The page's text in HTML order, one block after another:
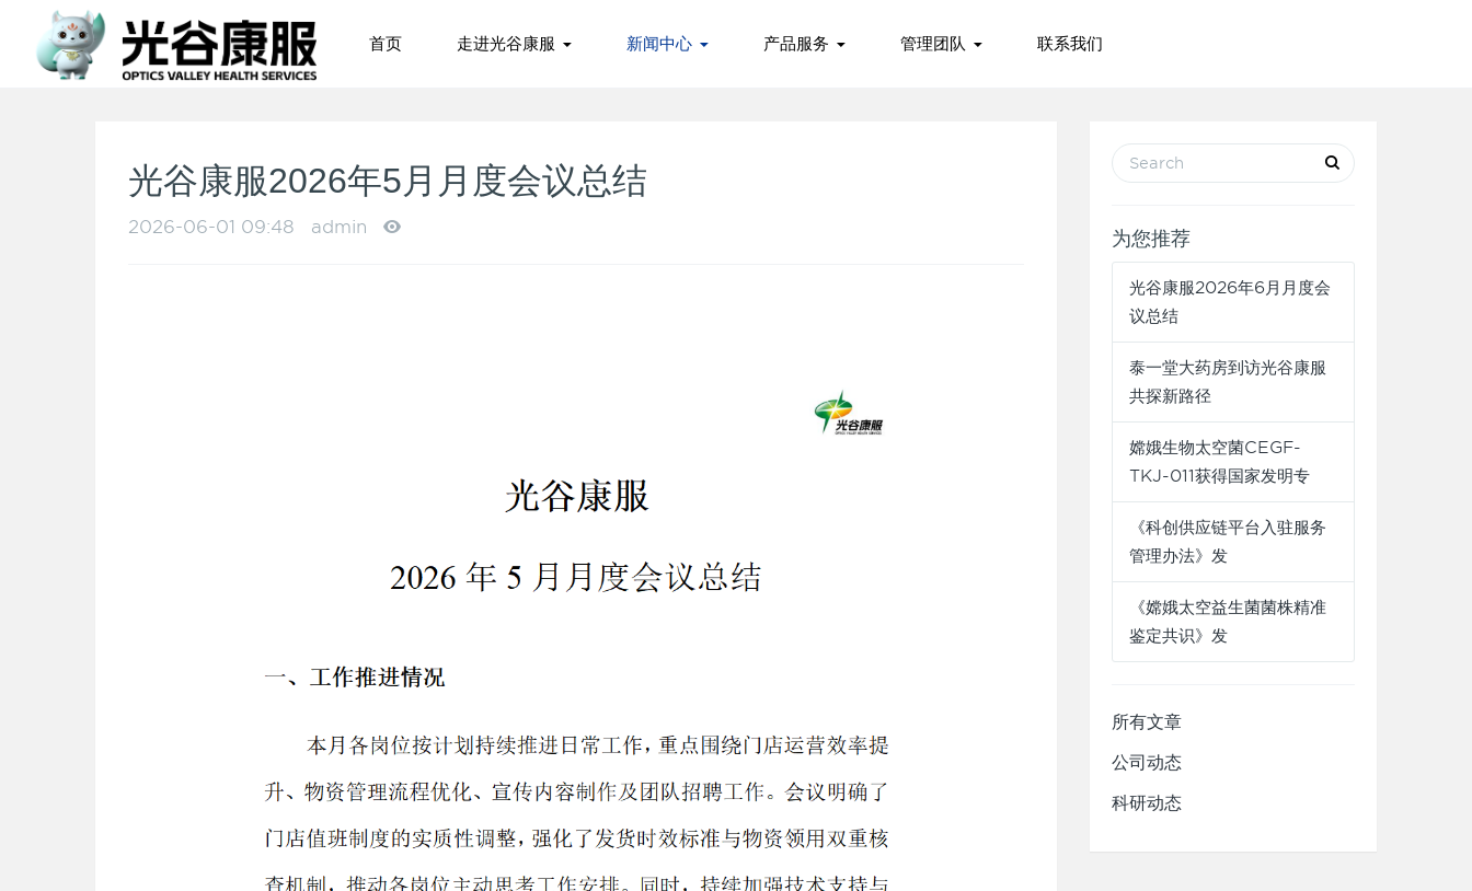
首页 走进光谷康服 新闻中心 产品服务 管理团队 联系我们
光谷康服2026年5月月度会议总结
2026-06-01 09:48 admin
为您推荐
光谷康服2026年6月月度会
议总结
泰一堂大药房到访光谷康服
共探新路径
嫦娥生物太空菌CEGF-
TKJ-011获得国家发明专
《科创供应链平台入驻服务
管理办法》发
《嫦娥太空益生菌菌株精准
鉴定共识》发
所有文章
公司动态
科研动态